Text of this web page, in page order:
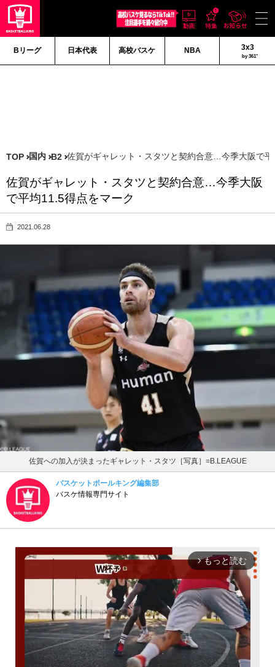
Bリーグ 日本代表 高校バスケ NBA 3x3
by 361°
TOP 国内 B2 佐賀がギャレット・スタツと契約合意…今季大阪で
佐賀がギャレット・スタツと契約合意…今季大阪
で平均11.5得点をマーク
2021.06.28
佐賀への加入が決まったギャレット・スタツ［写真］=B.LEAGUE
バスケットボールキング編集部
バスケ情報専門サイト
arrow_forward_ios もっと読む